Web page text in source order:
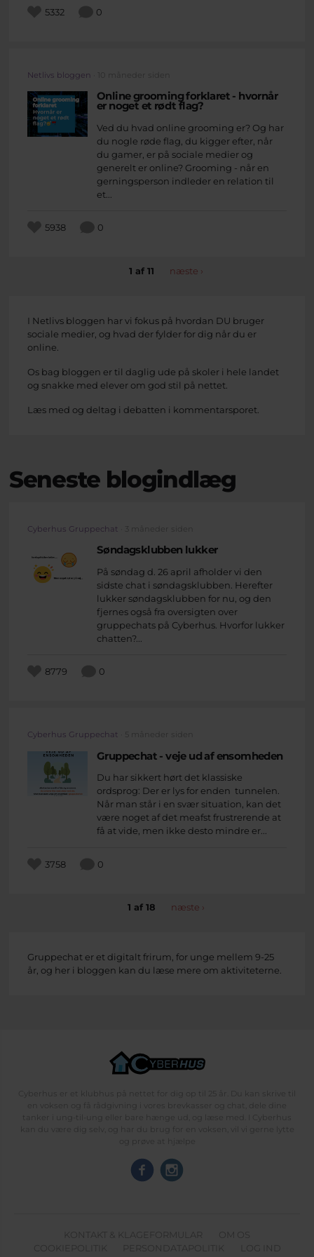
I Netlivs bloggen har vi fokus på hvordan DU bruger
sociale medier, og hvad der fylder for dig når du er
online.
Os bag bloggen er til daglig ude på skoler i hele landet
og snakke med elever om god stil på nettet.
Læs med og deltag i debatten i kommentarsporet.
5332 0
Netlivs bloggen
Online grooming forklaret - hvornår
er noget et rødt flag?
Ved du hvad online grooming er? Og har
du nogle røde flag, du kigger efter, når
du gamer, er på sociale medier og
generelt er online? Grooming - når en
gerningsperson indleder en relation til
et...
5938 0
1 af 11 næste ›
Seneste blogindlæg
Gruppechat er et digitalt frirum, for unge mellem 9-25
år, og her i bloggen kan du læse mere om aktiviteterne.
Cyberhus Gruppechat
Søndagsklubben lukker
På søndag d. 26 april afholder vi den
sidste chat i søndagsklubben. Herefter
lukker søndagsklubben for nu, og den
fjernes også fra oversigten over
gruppechats på Cyberhus. Hvorfor lukker
chatten?...
8779 0
Cyberhus Gruppechat · 5 måneder siden
Gruppechat - veje ud af ensomheden
Du har sikkert hørt det klassiske
ordsprog: Der er lys for enden tunnelen.
Når man står i en svær situation, kan det
være noget af det meafst frustrerende at
få at vide, men ikke desto mindre er...
3758 0
1 af 18 næste ›
Cyberhus er et klubhus på nettet for dig op til 25 år. Du kan skrive til
en voksen og få rådgivning i vores brevkasser og chat, dele dine
tanker i ung-til-ung eller bare hænge ud, og læse med. I Cyberhus
kan du være dig selv, og har du brug for en voksen, vil vi gerne lytte
og prøve at hjælpe
KONTAKT & KLAGEFORMULAR
OM OS
COOKIEPOLITIK
PERSONDATAPOLITIK
LOG IND